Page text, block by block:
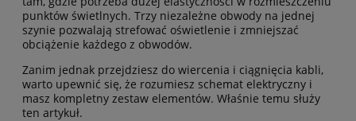
punktów świetlnych. Trzy niezależne obwody na jednej
szynie pozwalają strefować oświetlenie i zmniejszać
obciążenie każdego z obwodów.
Zanim jednak przejdziesz do wiercenia i ciągnięcia kabli,
warto upewnić się, że rozumiesz schemat elektryczny i
masz kompletny zestaw elementów. Właśnie temu służy
ten artykuł.